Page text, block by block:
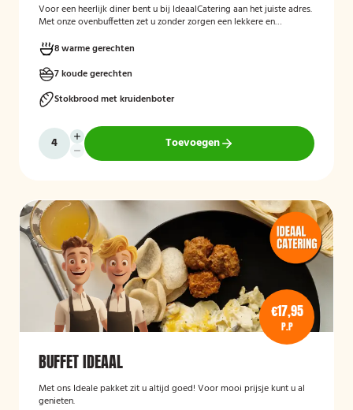
Voor een heerlijk diner bent u bij IdeaalCatering aan het juiste adres.
Met onze ovenbuffetten zet u zonder zorgen een lekkere en
personen is een ovenbuffet Ideaal!
8 warme gerechten
7 koude gerechten
Stokbrood met kruidenboter
Toevoegen
€17,95
P.P
BUFFET IDEAAL
Met ons Ideale pakket zit u altijd goed! Voor mooi prijsje kunt u al
genieten.